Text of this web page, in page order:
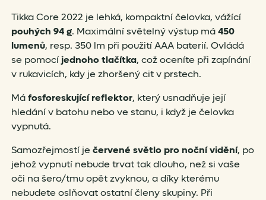
Tikka Core 2022 je lehká, kompaktní čelovka, vážící
pouhých 94 g. Maximální světelný výstup má450
lumenů, resp. 350 lm při použití AAA baterií. Ovládá
se pomocíjednoho tlačítka, což oceníte při zapínání
v rukavicích, kdy je zhoršený cit v prstech.
Máfosforeskující reflektor, který usnadňuje její
hledání v batohu nebo ve stanu, i když je čelovka
vypnutá.
Samozřejmostí ječervené světlo pro noční vidění, po
jehož vypnutí nebude trvat tak dlouho, než si vaše
oči na šero/tmu opět zvyknou, a díky kterému
nebudete oslňovat ostatní členy skupiny. Při